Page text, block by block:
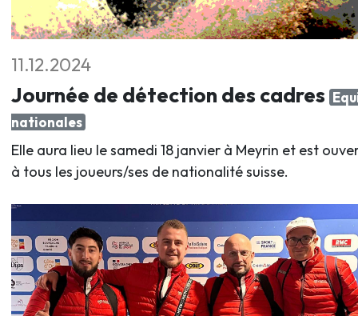
11.12.2024
Journée de détection des cadres
nationales
Elle aura lieu le samedi 18 janvier à Meyrin et est
à tous les joueurs/ses de nationalité suisse.